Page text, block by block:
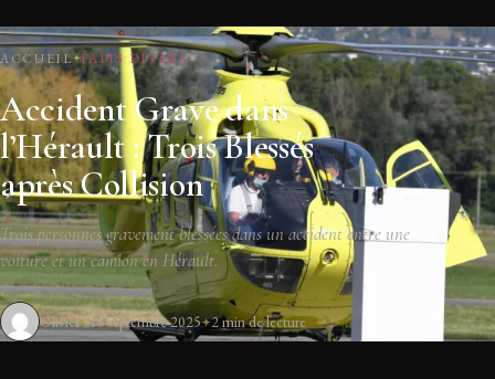
ACCUEIL FAITS DIVERS
Accident Grave dans
l’Hérault : Trois Blessés
après Collision
Trois personnes gravement blessées dans un accident entre une
voiture et un camion en Hérault.
Olivier 18 septembre 2025 2 min de lecture